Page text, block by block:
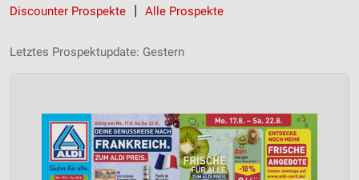
Discounter Prospekte
Alle Prospekte
Letztes Prospektupdate: Gestern